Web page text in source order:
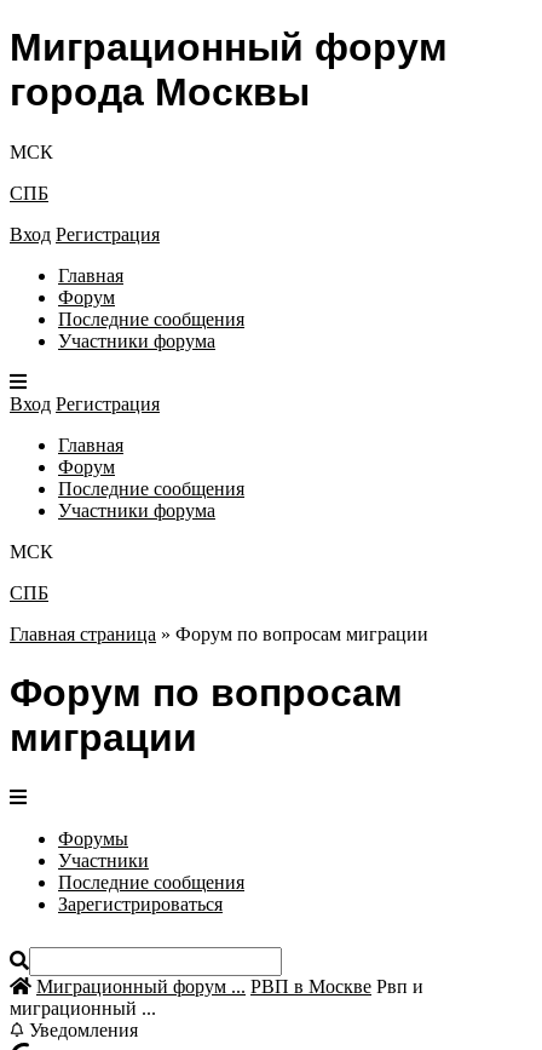
Миграционный форум
города Москвы
МСК
СПБ
Вход Регистрация
Главная
Форум
Последние сообщения
Участники форума
Вход Регистрация
Главная
Форум
Последние сообщения
Участники форума
МСК
СПБ
Главная страница » Форум по вопросам миграции
Форум по вопросам
миграции
Форумы
Участники
Последние сообщения
Зарегистрироваться
Миграционный форум ... РВП в Москве Рвп и
миграционный ...
Уведомления